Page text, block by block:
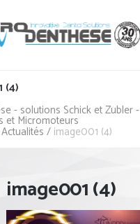
(4)
- solutions Schick et Zubler -
et Micromoteurs
Actualités / image001 (4)
image001 (4)